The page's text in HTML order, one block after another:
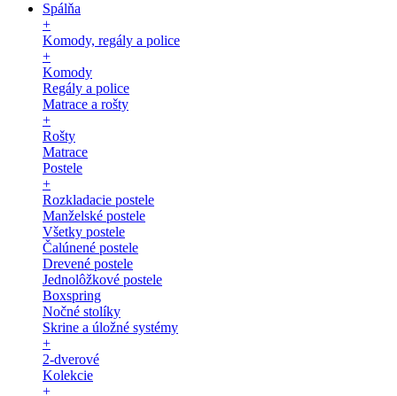
Spálňa
+
Komody, regály a police
+
Komody
Regály a police
Matrace a rošty
+
Rošty
Matrace
Postele
+
Rozkladacie postele
Manželské postele
Všetky postele
Čalúnené postele
Drevené postele
Jednolôžkové postele
Boxspring
Nočné stolíky
Skrine a úložné systémy
+
2-dverové
Kolekcie
+